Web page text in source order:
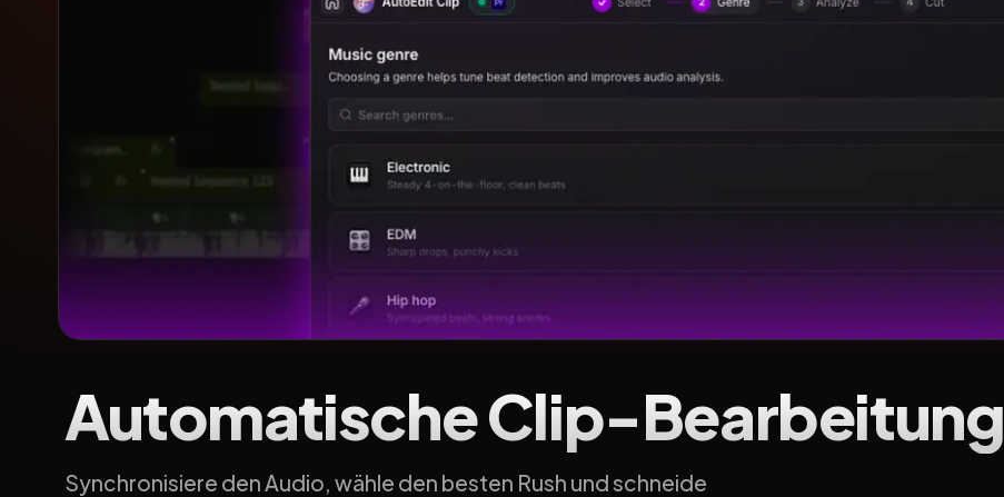
Automatische Clip-Bearbeitung
Synchronisiere den Audio, wähle den besten Rush und schneide